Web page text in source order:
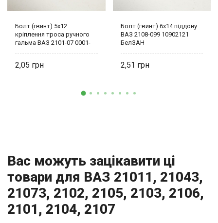
Болт (гвинт) 5х12
кріплення троса ручного
гальма ВАЗ 2101-07 0001-
2,05
Болт (гвинт) 6х14 піддону
ВАЗ 2108-099 10902121
БелЗАН
2,51
Вас можуть зацікавити ці
товари для ВАЗ 21011, 21043,
21073, 2102, 2105, 2103, 2106,
2101, 2104, 2107